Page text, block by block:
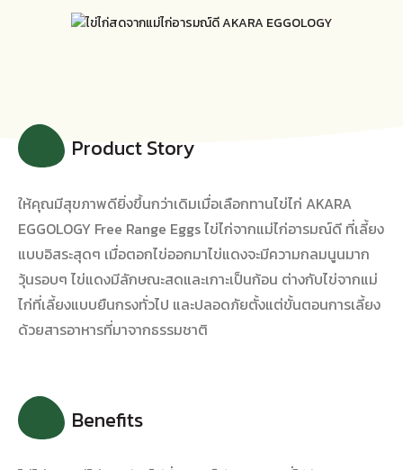
Product Story
ให้คุณมีสุขภาพดียิ่งขึ้นกว่าเดิมเมื่อเลือกทานไข่ไก่ AKARA
EGGOLOGY Free Range Eggs ไข่ไก่จากแม่ไก่อารมณ์ดี ที่เลี้ยง
แบบอิสระสุดๆ เมื่อตอกไข่ออกมาไข่แดงจะมีความกลมนูนมาก
วุ้นรอบๆ ไข่แดงมีลักษณะสดและเกาะเป็นก้อน ต่างกับไข่จากแม่
ไก่ที่เลี้ยงแบบยืนกรงทั่วไป และปลอดภัยตั้งแต่ขั้นตอนการเลี้ยง
ด้วยสารอาหารที่มาจากธรรมชาติ
Benefits